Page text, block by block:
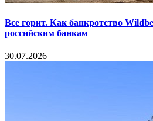
Все горит. Как банкротство
российским банкам
30.07.2026